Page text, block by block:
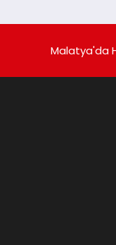
Malatya'da